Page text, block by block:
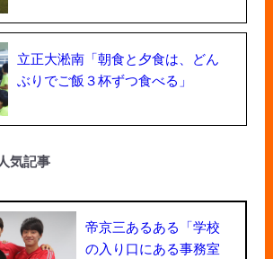
立正大淞南「朝食と夕食は、どん
ぶりでご飯３杯ずつ食べる」
気記事
帝京三あるある「学校
の入り口にある事務室